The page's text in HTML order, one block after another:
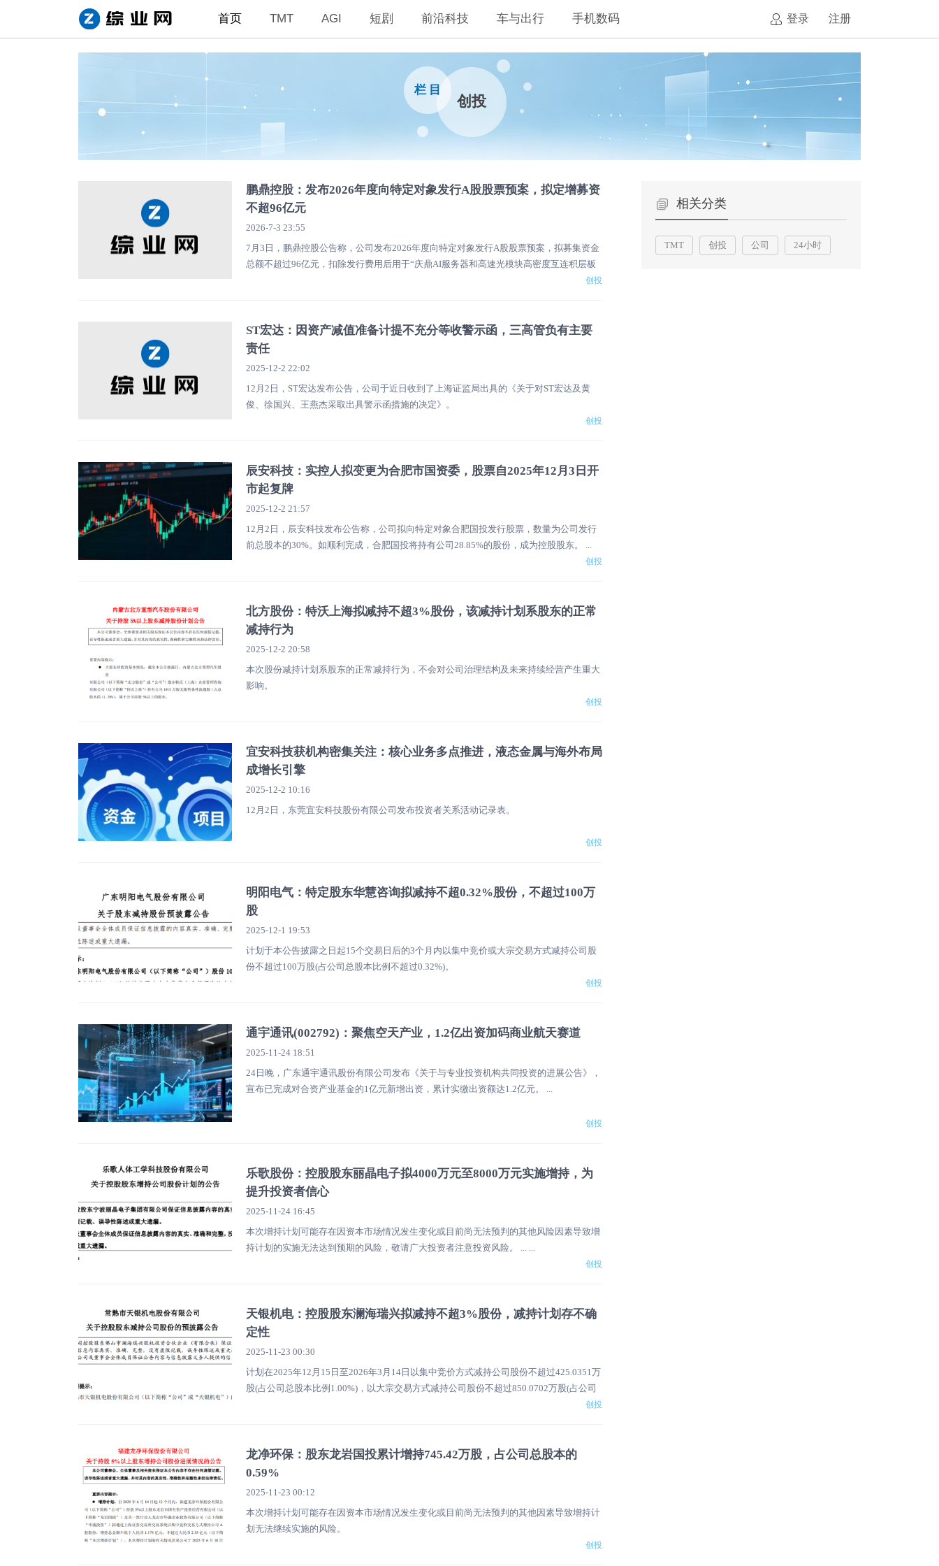
首页 TMT AGI 短剧 前沿科技 车与出行 手机数码 登录 注册
栏 目
创投
鹏鼎控股：发布2026年度向特定对象发行A股股票预案，拟定增募资
不超96亿元
2026-7-3 23:55
7月3日，鹏鼎控股公告称，公司发布2026年度向特定对象发行A股股票预案，拟募集资金
总额不超过96亿元，扣除发行费用后用于“庆鼎AI服务器和高速光模块高密度互连积层板
创投
ST宏达：因资产减值准备计提不充分等收警示函，三高管负有主要
责任
2025-12-2 22:02
12月2日，ST宏达发布公告，公司于近日收到了上海证监局出具的《关于对ST宏达及黄
俊、徐国兴、王燕杰采取出具警示函措施的决定》。
创投
辰安科技：实控人拟变更为合肥市国资委，股票自2025年12月3日开
市起复牌
2025-12-2 21:57
12月2日，辰安科技发布公告称，公司拟向特定对象合肥国投发行股票，数量为公司发行
前总股本的30%。如顺利完成，合肥国投将持有公司28.85%的股份，成为控股股东。 ...
创投
北方股份：特沃上海拟减持不超3%股份，该减持计划系股东的正常
减持行为
2025-12-2 20:58
本次股份减持计划系股东的正常减持行为，不会对公司治理结构及未来持续经营产生重大
影响。
创投
宜安科技获机构密集关注：核心业务多点推进，液态金属与海外布局
成增长引擎
2025-12-2 10:16
12月2日，东莞宜安科技股份有限公司发布投资者关系活动记录表。
创投
明阳电气：特定股东华慧咨询拟减持不超0.32%股份，不超过100万
股
2025-12-1 19:53
计划于本公告披露之日起15个交易日后的3个月内以集中竞价或大宗交易方式减持公司股
份不超过100万股(占公司总股本比例不超过0.32%)。
创投
通宇通讯(002792)：聚焦空天产业，1.2亿出资加码商业航天赛道
2025-11-24 18:51
24日晚，广东通宇通讯股份有限公司发布《关于与专业投资机构共同投资的进展公告》，
宣布已完成对合资产业基金的1亿元新增出资，累计实缴出资额达1.2亿元。 ...
创投
乐歌股份：控股股东丽晶电子拟4000万元至8000万元实施增持，为
提升投资者信心
2025-11-24 16:45
本次增持计划可能存在因资本市场情况发生变化或目前尚无法预判的其他风险因素导致增
持计划的实施无法达到预期的风险，敬请广大投资者注意投资风险。 ... ...
创投
天银机电：控股股东澜海瑞兴拟减持不超3%股份，减持计划存不确
定性
2025-11-23 00:30
计划在2025年12月15日至2026年3月14日以集中竞价方式减持公司股份不超过425.0351万
股(占公司总股本比例1.00%)，以大宗交易方式减持公司股份不超过850.0702万股(占公司
创投
龙净环保：股东龙岩国投累计增持745.42万股，占公司总股本的
0.59%
2025-11-23 00:12
本次增持计划可能存在因资本市场情况发生变化或目前尚无法预判的其他因素导致增持计
划无法继续实施的风险。
创投
相关分类
TMT 创投 公司 24小时